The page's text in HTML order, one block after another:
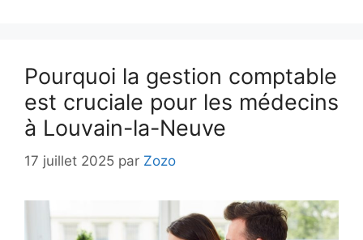
Pourquoi la gestion comptable
est cruciale pour les médecins
à Louvain-la-Neuve
17 juillet 2025 par Zozo